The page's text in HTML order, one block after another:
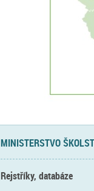
MINISTERSTVO
Rejstříky, databáze